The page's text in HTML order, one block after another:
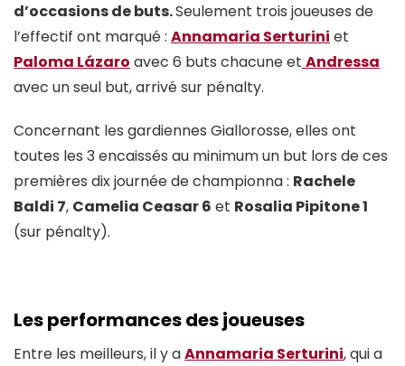
d’occasions de buts.Seulement trois joueuses de
l’effectif ont marqué : Annamaria Serturini et
Paloma Lázaro avec 6 buts chacune et Andressa
avec un seul but, arrivé sur pénalty.
Concernant les gardiennes Giallorosse, elles ont
toutes les 3 encaissés au minimum un but lors de ces
premières dix journée de championna : Rachele
Baldi 7, Camelia Ceasar 6 et Rosalia Pipitone 1
(sur pénalty).
Les performances des joueuses
Entre les meilleurs, il y aAnnamaria Serturini, qui a